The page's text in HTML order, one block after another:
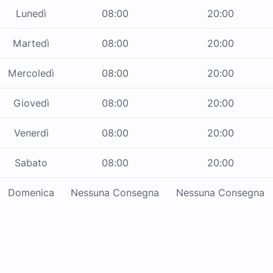
Lunedì 08:00 20:00
Martedì 08:00 20:00
Mercoledì 08:00 20:00
Giovedì 08:00 20:00
Venerdì 08:00 20:00
Sabato 08:00 20:00
Domenica Nessuna Consegna Nessuna Consegna